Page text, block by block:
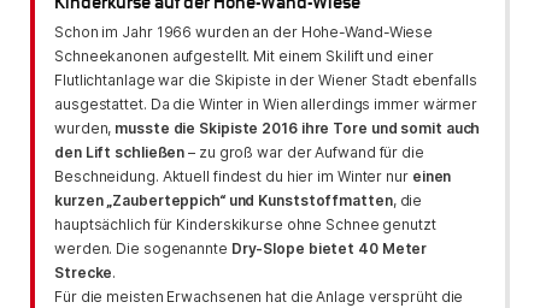
Kinderkurse auf der Hohe-Wand-Wiese
Schon im Jahr 1966 wurden an der Hohe-Wand-Wiese
Schneekanonen aufgestellt. Mit einem Skilift und einer
Flutlichtanlage war die Skipiste in der Wiener Stadt ebenfalls
ausgestattet. Da die Winter in Wien allerdings immer wärmer
wurden, musste die Skipiste 2016 ihre Tore und somit auch
den Lift schließen – zu groß war der Aufwand für die
Beschneidung. Aktuell findest du hier im Winter nur einen
kurzen „Zauberteppich“ und Kunststoffmatten, die
hauptsächlich für Kinderskikurse ohne Schnee genutzt
werden. Die sogenannte Dry-Slope bietet 40 Meter
Strecke.
Für die meisten Erwachsenen hat die Anlage versprüht die